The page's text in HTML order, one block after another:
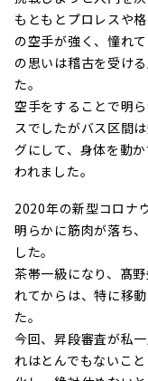
もともとプロレスや
の空手が強く、憧れ
の思いは稽古を受け
た。
空手をすることで明
スでしたがバス区間
グにして、身体を動
われました。
2020年の新型コロナ
明らかに筋肉が落ち
した。
茶帯一級になり、髙
れてからは、特に移
た。
今回、昇段審査が私
れはとんでもないこ